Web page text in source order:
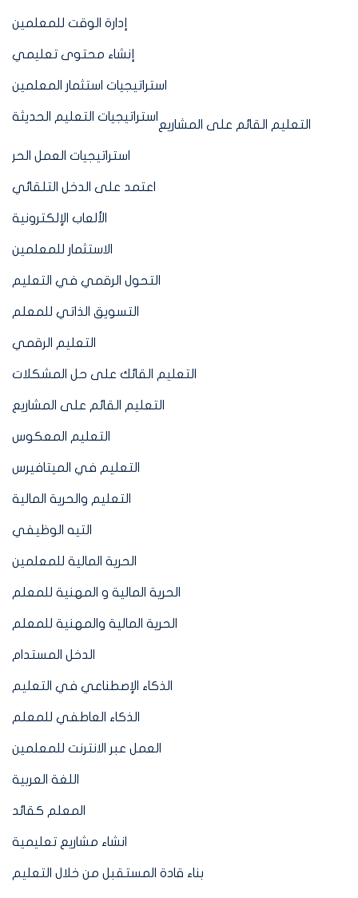
إدارة الوقت للمعلمين
إنشاء محتوى تعليمي
استراتيجيات استثمار المعلمين
استراتيجيات التعليم الحديثة
التعليم القائم على المشاريع
استراتيجيات العمل الحر
اعتمد على الدخل التلقائي
الألعاب الإلكترونية
الاستثمار للمعلمين
التحول الرقمي في التعليم
التسويق الذاتي للمعلم
التعليم الرقمي
التعليم القائك على حل المشكلات
التعليم القائم على المشاريع
التعليم المعكوس
التعليم في الميتافيرس
التعليم والحرية المالية
التيه الوظيفي
الحرية المالية للمعلمين
الحرية المالية و المهنية للمعلم
الحرية المالية والمهنية للمعلم
الدخل المستدام
الذكاء الإصطناعي في التعليم
الذكاء العاطفي للمعلم
العمل عبر الانترنت للمعلمين
اللغة العربية
المعلم كقائد
انشاء مشاريع تعليمية
بناء قادة المستقبل من خلال التعليم